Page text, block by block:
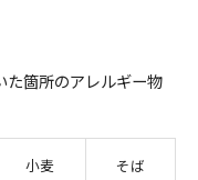
箇所のアレルギー物
小麦 そば